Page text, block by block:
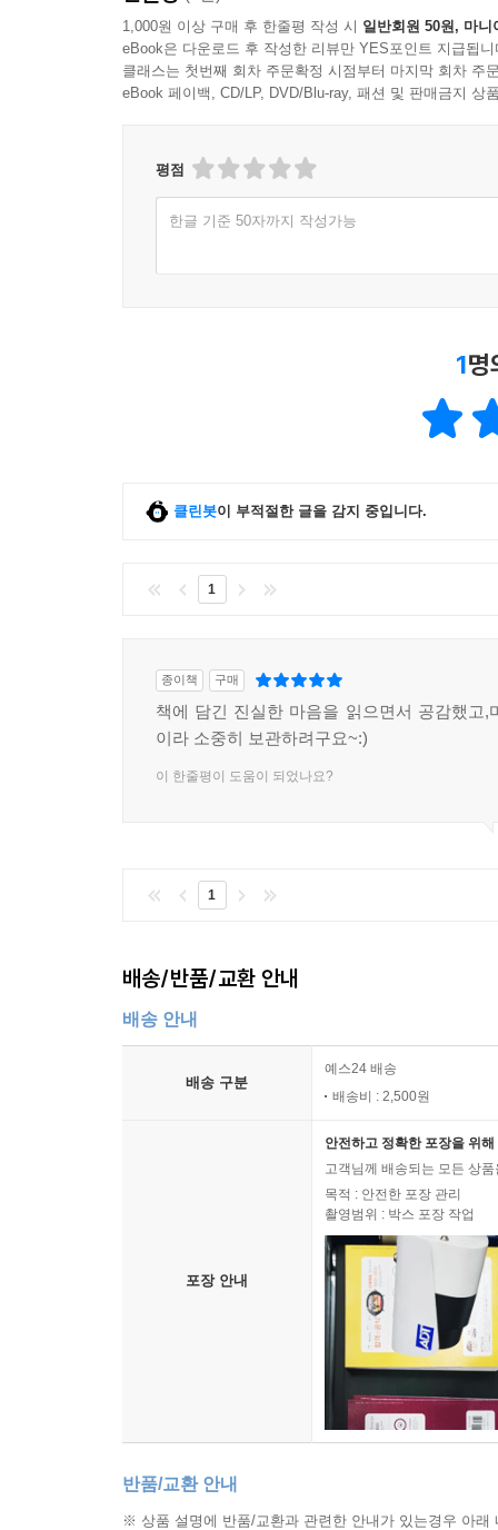
사랑은 또 다른 사랑을 일깨운다. 이 사실을 얽히
게 하고, 주변을 돌아보게 했으며, 엄마를 진심으
처음에는 나 하나만 품을 수 있을 정도의 사랑이
는 가족이, 그 다음에는 친구가, 더 나아가 비슷
1,000원 이상 구매 후 한줄평 작성 시 일반회원 50원, 마니
eBook은 다운로드 후 작성한 리뷰만 YES포인트 지급됩니
클래스는 첫번째 회차 주문확정 시점부터 마지막 회차 주
eBook 페이백, CD/LP, DVD/Blu-ray, 패션 및 판매금지 상
평점
한글 기준 50자까지 작성가능
1명
클린봇이 부적절한 글을 감지 중입니다.
1
종이책 구매
책에 담긴 진실한 마음을 읽으면서 공감했고,
이라 소중히 보관하려구요~:)
이 한줄평이 도움이 되었나요?
1
배송/반품/교환 안내
배송 안내
배송 구분
예스24 배송
배송비 : 2,500원
포장 안내
안전하고 정확한 포장을 위
고객님께 배송되는 모든 상
목적 : 안전한 포장 관리
촬영범위 : 박스 포장 작업
반품/교환 안내
※ 상품 설명에 반품/교환과 관련한 안내가 있는경우 아